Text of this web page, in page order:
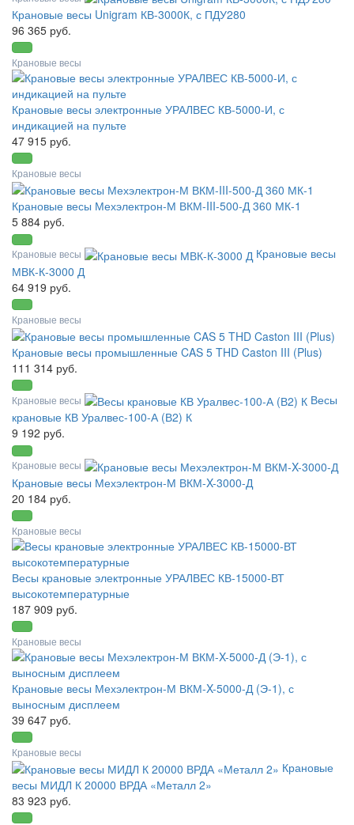
Крановые весы Unigram КВ-3000К, с ПДУ280
96 365 руб.
Крановые весы
Крановые весы электронные УРАЛВЕС КВ-5000-И, с
индикацией на пульте
47 915 руб.
Крановые весы
Крановые весы Мехэлектрон-М ВКМ-III-500-Д 360 МК-1
5 884 руб.
Крановые весы
Крановые весы
МВК-К-3000 Д
64 919 руб.
Крановые весы
Крановые весы промышленные CAS 5 THD Caston III (Plus)
111 314 руб.
Крановые весы
Весы
крановые КВ Уралвес-100-А (В2) К
9 192 руб.
Крановые весы
Крановые весы Мехэлектрон-М ВКМ-X-3000-Д
20 184 руб.
Крановые весы
Весы крановые электронные УРАЛВЕС КВ-15000-ВТ
высокотемпературные
187 909 руб.
Крановые весы
Крановые весы Мехэлектрон-М ВКМ-X-5000-Д (Э-1), с
выносным дисплеем
39 647 руб.
Крановые весы
Крановые
весы МИДЛ К 20000 ВРДА «Металл 2»
83 923 руб.